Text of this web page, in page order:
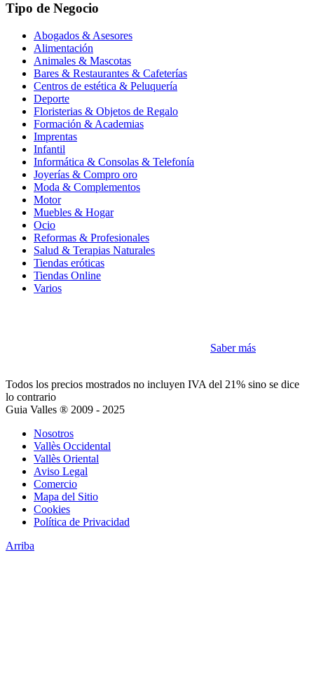
Tipo de Negocio
Abogados & Asesores
Alimentación
Animales & Mascotas
Bares & Restaurantes & Cafeterías
Centros de estética & Peluquería
Deporte
Floristerias & Objetos de Regalo
Formación & Academias
Imprentas
Infantil
Informática & Consolas & Telefonía
Joyerías & Compro oro
Moda & Complementos
Motor
Muebles & Hogar
Ocio
Reformas & Profesionales
Salud & Terapias Naturales
Tiendas eróticas
Tiendas Online
Varios
Saber más
Todos los precios mostrados no incluyen IVA del 21% sino se dice
lo contrario
Guia Valles ® 2009 - 2025
Nosotros
Vallès Occidental
Vallès Oriental
Aviso Legal
Comercio
Mapa del Sitio
Cookies
Política de Privacidad
Arriba